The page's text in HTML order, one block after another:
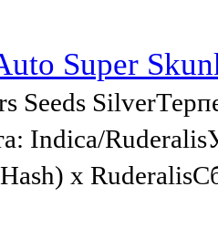
Super
Seeds
Indica/
x